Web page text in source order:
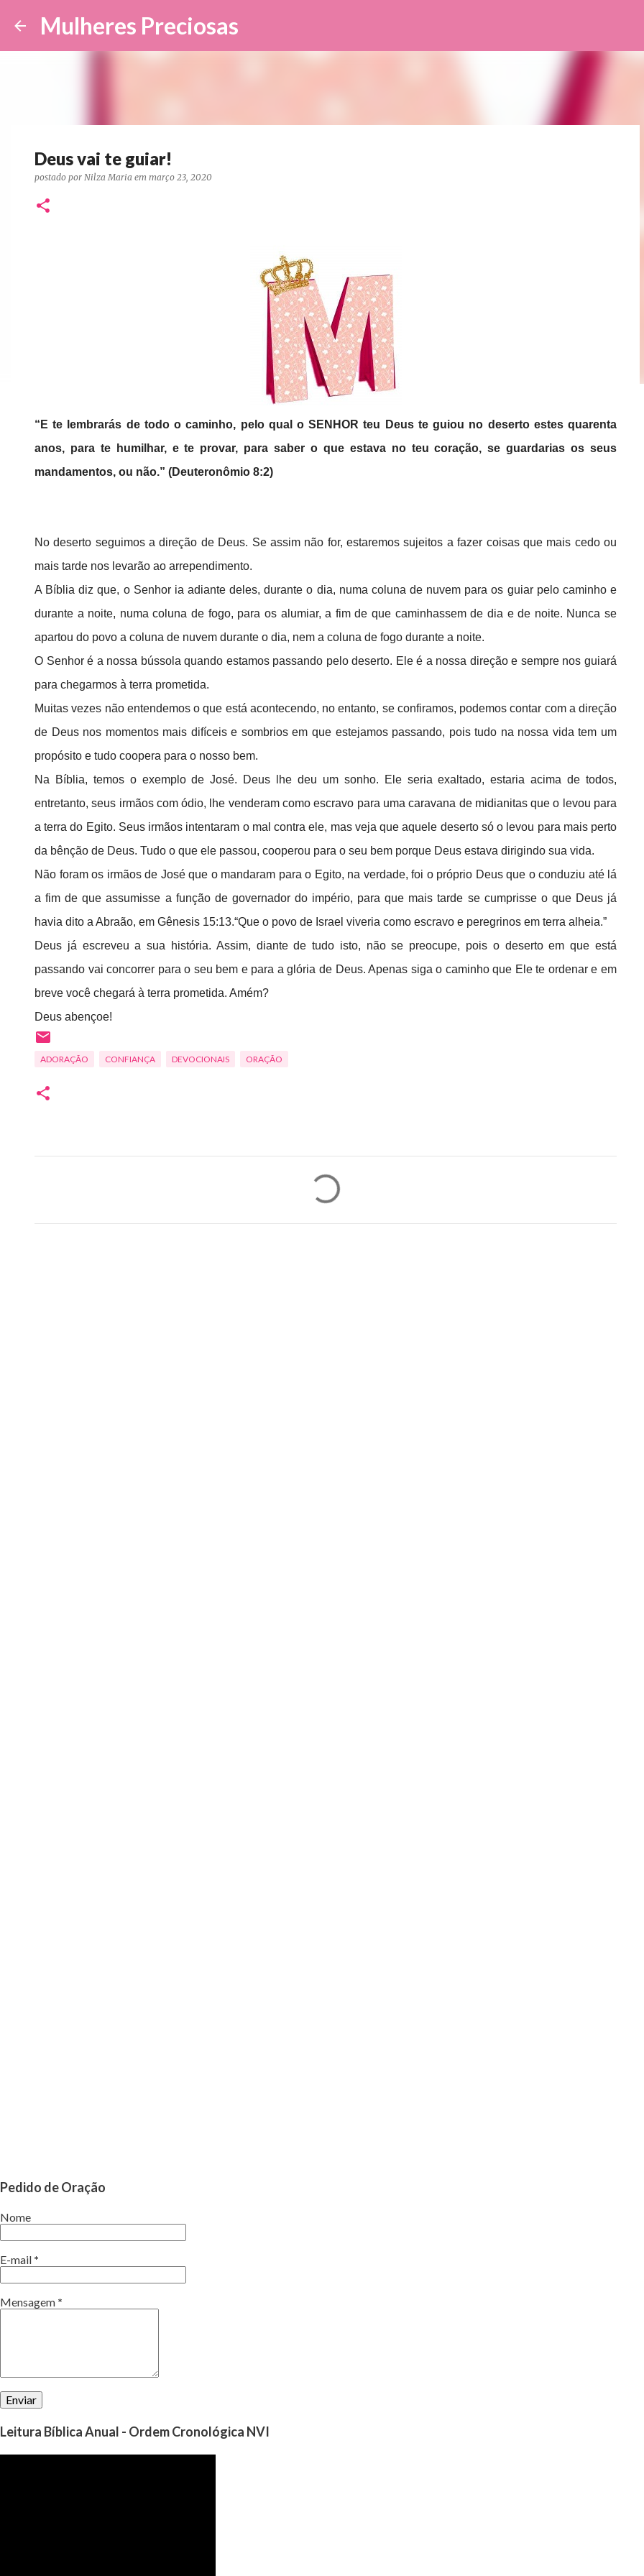
Mulheres Preciosas
Deus vai te guiar!
postado por Nilza Maria em março 23, 2020
“E te lembrarás de todo o caminho, pelo qual o SENHOR teu Deus te guiou no deserto estes quarenta
anos, para te humilhar, e te provar, para saber o que estava no teu coração, se guardarias os seus
mandamentos, ou não.” (Deuteronômio 8:2)
No deserto seguimos a direção de Deus. Se assim não for, estaremos sujeitos a fazer coisas que mais cedo ou
mais tarde nos levarão ao arrependimento.
A Bíblia diz que, o Senhor ia adiante deles, durante o dia, numa coluna de nuvem para os guiar pelo caminho e
durante a noite, numa coluna de fogo, para os alumiar, a fim de que caminhassem de dia e de noite. Nunca se
apartou do povo a coluna de nuvem durante o dia, nem a coluna de fogo durante a noite.
O Senhor é a nossa bússola quando estamos passando pelo deserto. Ele é a nossa direção e sempre nos guiará
para chegarmos à terra prometida.
Muitas vezes não entendemos o que está acontecendo, no entanto, se confiramos, podemos contar com a direção
de Deus nos momentos mais difíceis e sombrios em que estejamos passando, pois tudo na nossa vida tem um
propósito e tudo coopera para o nosso bem.
Na Bíblia, temos o exemplo de José. Deus lhe deu um sonho. Ele seria exaltado, estaria acima de todos,
entretanto, seus irmãos com ódio, lhe venderam como escravo para uma caravana de midianitas que o levou para
a terra do Egito. Seus irmãos intentaram o mal contra ele, mas veja que aquele deserto só o levou para mais perto
da bênção de Deus. Tudo o que ele passou, cooperou para o seu bem porque Deus estava dirigindo sua vida.
Não foram os irmãos de José que o mandaram para o Egito, na verdade, foi o próprio Deus que o conduziu até lá
a fim de que assumisse a função de governador do império, para que mais tarde se cumprisse o que Deus já
havia dito a Abraão, em Gênesis 15:13.“Que o povo de Israel viveria como escravo e peregrinos em terra alheia.”
Deus já escreveu a sua história. Assim, diante de tudo isto, não se preocupe, pois o deserto em que está
passando vai concorrer para o seu bem e para a glória de Deus. Apenas siga o caminho que Ele te ordenar e em
breve você chegará à terra prometida. Amém?
Deus abençoe!
ADORAÇÃO CONFIANÇA DEVOCIONAIS ORAÇÃO
Pedido de Oração
Nome
E-mail *
Mensagem *
Leitura Bíblica Anual - Ordem Cronológica NVI